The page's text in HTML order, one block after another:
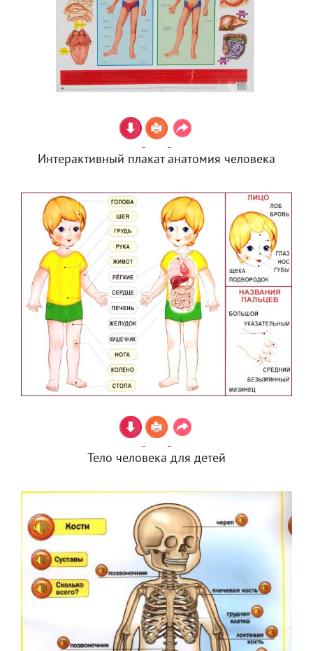
Интерактивный плакат анатомия человека
Тело человека для детей